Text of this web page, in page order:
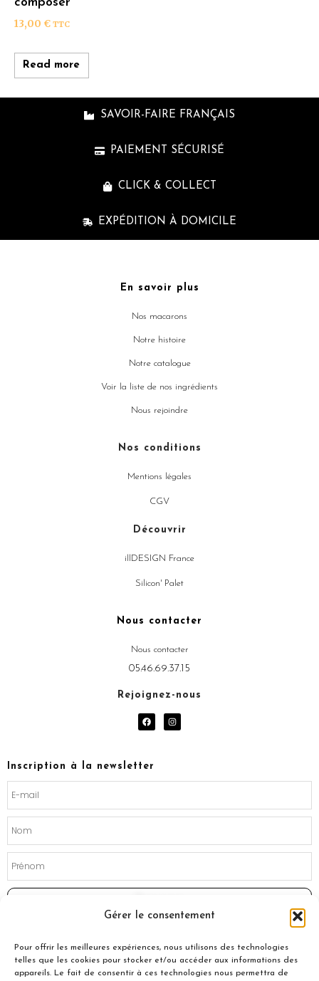
Gérer le consentement
Pour offrir les meilleures expériences, nous utilisons des technologies
telles que les cookies pour stocker et/ou accéder aux informations des
appareils. Le fait de consentir à ces technologies nous permettra de
13,00 € TTC
Read more
SAVOIR-FAIRE FRANÇAIS
PAIEMENT SÉCURISÉ
CLICK & COLLECT
EXPÉDITION À DOMICILE
En savoir plus
Nos macarons
Notre histoire
Notre catalogue
Voir la liste de nos ingrédients
Nous rejoindre
Nos conditions
Mentions légales
CGV
Découvrir
illDESIGN France
Silicon' Palet
Nous contacter
Nous contacter
05.46.69.37.15
Rejoignez-nous
F
a
o
I
n
Inscription à la newsletter